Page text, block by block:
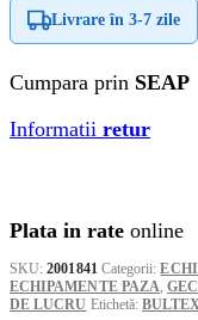
Livrare în 3-7 zile
Cumpara prin SEAP
Informatii retur
Plata in rate online
SKU:2001841 Categorii:
ECHIPAMENTE PAZA ,
DE LUCRU Etichetă:BULTEX